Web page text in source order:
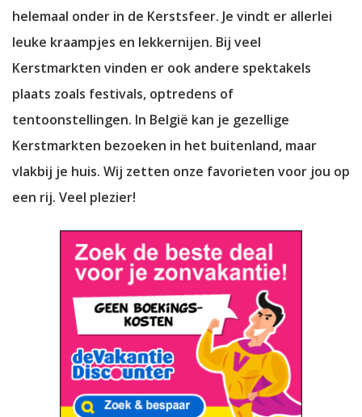
helemaal onder in de Kerstsfeer. Je vindt er allerlei
leuke kraampjes en lekkernijen. Bij veel
Kerstmarkten vinden er ook andere spektakels
plaats zoals festivals, optredens of
tentoonstellingen. In België kan je gezellige
Kerstmarkten bezoeken in het buitenland, maar
vlakbij je huis. Wij zetten onze favorieten voor jou op
een rij. Veel plezier!